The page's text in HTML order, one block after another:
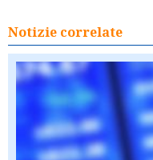
Notizie correlate